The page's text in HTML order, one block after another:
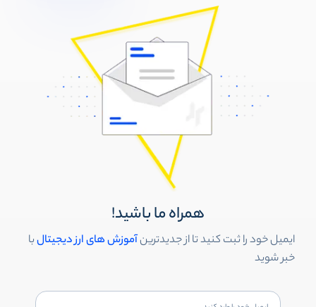
همراه ما باشید!
ایمیل خود را ثبت کنید تا از جدیدترینآموزش های ارز دیجیتالبا
خبر شوید